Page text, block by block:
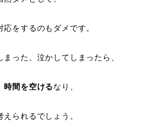
をするのもダメです。
った、泣かしてしまったら、
時間を空けるなり、
られるでしょう。